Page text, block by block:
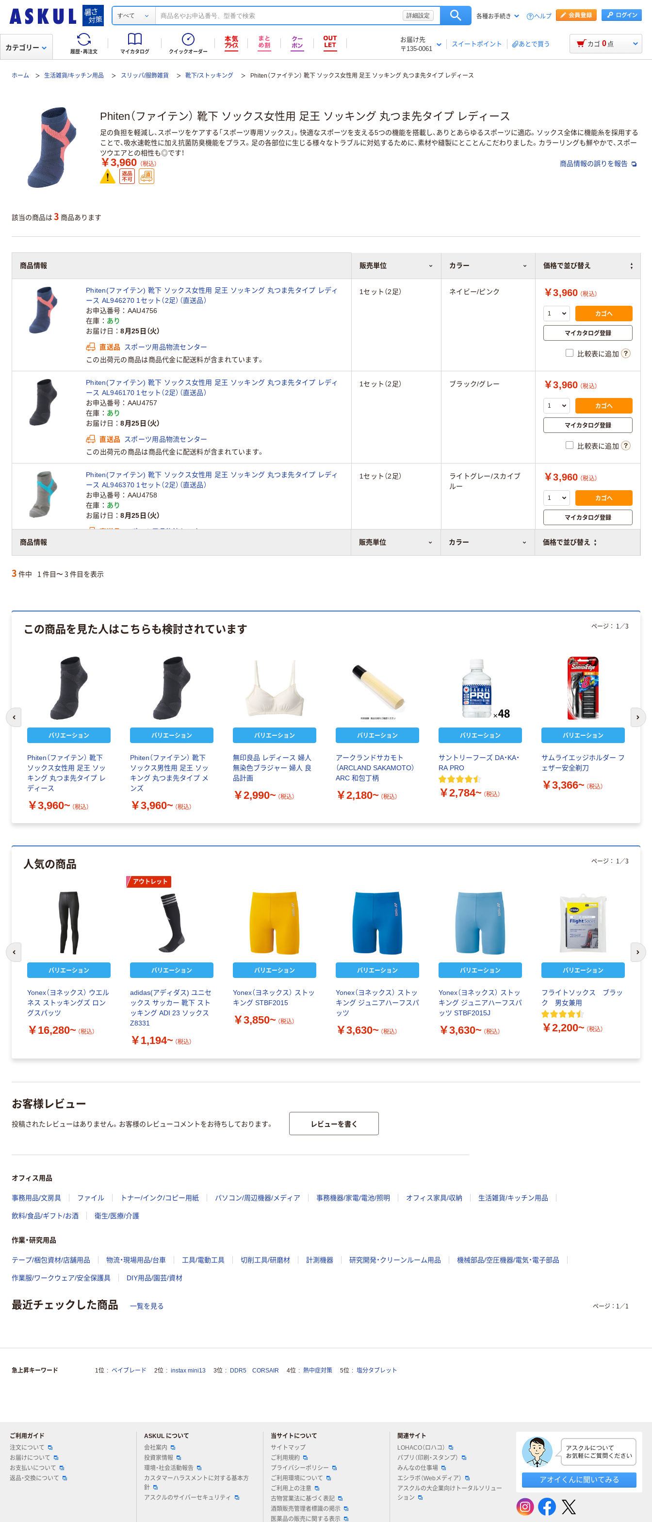
すべて 詳細設定 各種お手続き ヘルプ
履歴・再注文 マイカタログ クイックオーダー
お届け先
〒135-0061
スイートポイント あとで買う
カテゴリー カゴ 0 点
ホーム 生活雑貨/キッチン用品 スリッパ/服飾雑貨 靴下/ストッキング Phiten（ファイテン） 靴下 ソックス女性用 足王 ソッキング 丸つま先タイプ レディース
Phiten（ファイテン） 靴下 ソックス女性用 足王 ソッキング 丸つま先タイプ レディース
足の負担を軽減し、スポーツをケアする「スポーツ専用ソックス」。快適なスポーツを支える5つの機能を搭載し、ありとあらゆるスポーツに適応。ソックス全体に機能糸を採用する
ことで、吸水速乾性に加え抗菌防臭機能をプラス。足の各部位に生じる様々なトラブルに対処するために、素材や縫製にとことんこだわりました。カラーリングも鮮やかで、スポー
ツウエアとの相性も◎です！
￥3,960 （税込） 商品情報の誤りを報告
該当の商品は 3 商品あります
商品情報 販売単位 カラー 価格で並び替え
商品情報 販売単位 カラー 価格で並び替え
Phiten(ファイテン) 靴下 ソックス女性用 足王 ソッキング 丸つま先タイプ レディ
ース AL946270 1セット（2足）（直送品）
お申込番号
AAU4756
在庫
あり
お届け日
8月25日（火）
直送品
スポーツ用品物流センター
この出荷元の商品は商品代金に配送料が含まれています。
1セット（2足） ネイビー/ピンク ￥3,960 （税込）
カゴへ
マイカタログ登録
比較表に追加
Phiten(ファイテン) 靴下 ソックス女性用 足王 ソッキング 丸つま先タイプ レディ
ース AL946170 1セット（2足）（直送品）
お申込番号
AAU4757
在庫
あり
お届け日
8月25日（火）
直送品
スポーツ用品物流センター
この出荷元の商品は商品代金に配送料が含まれています。
1セット（2足） ブラック/グレー ￥3,960 （税込）
カゴへ
マイカタログ登録
比較表に追加
Phiten(ファイテン) 靴下 ソックス女性用 足王 ソッキング 丸つま先タイプ レディ
ース AL946370 1セット（2足）（直送品）
お申込番号
AAU4758
在庫
あり
お届け日
8月25日（火）
直送品 スポーツ用品物流センター
1セット（2足）
ライトグレー/スカイブ
ルー
￥3,960 （税込）
カゴへ
マイカタログ登録
比較表に追加
3 件中 1 件目〜 3 件目を表示
この商品を見た人はこちらも検討されています
バリエーション
Phiten（ファイテン） 靴下
ソックス女性用 足王 ソッ
キング 丸つま先タイプ レ
ディース
￥3,960~ （税込）
バリエーション
Phiten（ファイテン） 靴下
ソックス男性用 足王 ソッ
キング 丸つま先タイプ メ
ンズ
￥3,960~ （税込）
バリエーション
無印良品 レディース 婦人
無染色ブラジャー 婦人 良
品計画
￥2,990~ （税込）
バリエーション
アークランドサカモト
（ARCLAND SAKAMOTO）
ARC 和包丁柄
￥2,180~ （税込）
バリエーション
サントリーフーズ DA・KA・
RA PRO
￥2,784~ （税込）
バリエーション
サムライエッジホルダー フ
ェザー安全剃刀
￥3,366~ （税込）
ページ： 1 ／3
前のスライドへ 次
人気の商品
バリエーション
Yonex（ヨネックス） ウエル
ネス ストッキングズ ロン
グスパッツ
￥16,280~ （税込）
アウトレット
バリエーション
adidas(アディダス) ユニセ
ックス サッカー 靴下 スト
ッキング ADI 23 ソックス
Z8331
￥1,194~ （税込）
バリエーション
Yonex（ヨネックス） ストッ
キング STBF2015
￥3,850~ （税込）
バリエーション
Yonex（ヨネックス） ストッ
キング ジュニアハーフスパ
ッツ
￥3,630~ （税込）
バリエーション
Yonex（ヨネックス） ストッ
キング ジュニアハーフスパ
ッツ STBF2015J
￥3,630~ （税込）
バリエーション
フライトソックス ブラッ
ク 男女兼用
￥2,200~ （税込）
ページ： 1 ／3
次
お客様レビュー
投稿されたレビューはありません。お客様のレビューコメントをお待ちしております。 レビューを書く
オフィス用品
事務用品/文房具 ファイル トナー/インク/コピー用紙 パソコン/周辺機器/メディア 事務機器/家電/電池/照明 オフィス家具/収納 生活雑貨/キッチン用品
飲料/食品/ギフト/お酒 衛生/医療/介護
作業・研究用品
テープ/梱包資材/店舗用品 物流・現場用品/台車 工具/電動工具 切削工具/研磨材 計測機器 研究開発・クリーンルーム用品 機械部品/空圧機器/電気・電子部品
作業服/ワークウェア/安全保護具 DIY用品/園芸/資材
最近チェックした商品 一覧を見る ページ： 1 ／1
急上昇キーワード 1位 ベイブレード 2位 instax mini13 3位 DDR5 CORSAIR 4位 熱中症対策 5位 塩分タブレット
ご利用ガイド
注文について
お届けについて
お支払いについて
返品・交換について
ASKUL について
会社案内
投資家情報
環境・社会活動報告
カスタマーハラスメントに対する基本方
針
アスクルのサイバーセキュリティ
当サイトについて
サイトマップ
ご利用規約
プライバシーポリシー
ご利用環境について
ご利用上の注意
古物営業法に基づく表記
酒類販売管理者標識の掲示
医薬品の販売に関する表示
関連サイト
LOHACO（ロハコ）
パプリ（印刷・スタンプ）
みんなの仕事場
エシラボ（Webメディア）
アスクルの大企業向けトータルソリュー
ション
アオイくんに聞いてみる